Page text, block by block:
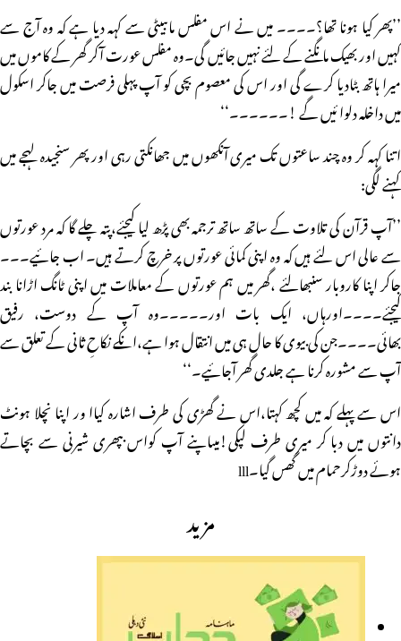
’’پھر کیا ہونا تھا؟۔۔۔۔ میں نے اس مفلس ماںبیٹی سے کہہ دیا ہے کہ وہ آج سے
کہیں اور بھیک مانگنے کے لئے نہیں جائیں گی۔وہ مفلس عورت آکر گھر کے کاموں میں
میرا ہاتھ بٹادیا کرے گی اور اس کی معصوم بچی کو آپ پہلی فرصت میں جاکر اسکول
میں داخلہ دلوا ئیں گے !۔۔۔۔۔۔‘‘
اتنا کہہ کر وہ چند ساعتوں تک میری آنکھوں میں جھانکتی رہی اور پھر سنجیدہ لہجے میں
کہنے لگی:
’’آپ قرآن کی تلاوت کے ساتھ ساتھ ترجمہ بھی پڑھ لیا کیجئے،پتہ چلے گا کہ مرد عورتوں
سے عالی اس لئے ہیں کہ وہ اپنی کمائی عورتوں پر خرچ کرتے ہیں۔ اب جائیے۔۔۔
جاکر اپنا کاروبار سنبھالئے ،گھر میں ہم عورتوں کے معاملات میں اپنی ٹانگ اڑانا بند
کیجئے۔۔۔۔اورہاں، ایک بات اور۔۔۔۔۔وہ آپ کے دوست، رفیق
بھائی۔۔۔۔جن کی بیوی کا حال ہی میں انتقال ہوا ہے،انکے نکاحِ ثانی کے تعلق سے
آپ سے مشورہ کرنا ہے جلدی گھر آجائیے۔‘‘
اس سے پہلے کہ میں کچھ کہتا،اس نے گھڑی کی طرف اشارہ کیاا ور اپنا نچلا ہونٹ
دانتوں میں دبا کر میری طرف لپکی!میںاپنے آپ کواس بپھری شیرنی سے بچاتے
ہوئے دوڑکرحمام میں گھس گیا۔lll
مزید